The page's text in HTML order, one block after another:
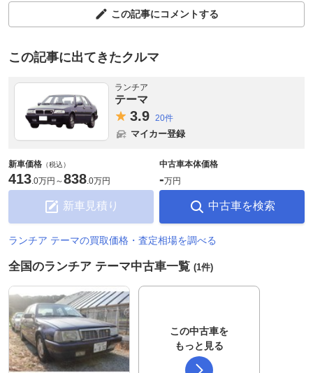
この記事にコメントする
この記事に出てきたクルマ
ランチア
テーマ
3.9 20件
マイカー登録
新車価格 （税込）
413.0万円 ～838.0万円
新車見積り
中古車本体価格
-万円
中古車を検索
ランチア テーマの買取価格・査定相場を調べる
全国のランチア テーマ中古車一覧 (1件)
この中古車を
もっと見る